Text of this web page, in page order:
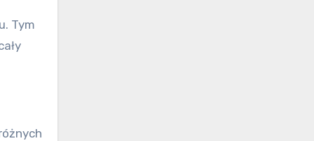
Tym